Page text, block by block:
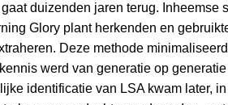
duizenden jaren terug.
Glory plant herkenden en
Deze methode
werd van generatie op
identificatie van LSA kwam later,